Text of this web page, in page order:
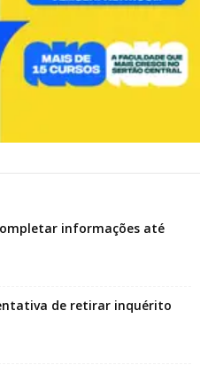
informações até
de retirar inquérito